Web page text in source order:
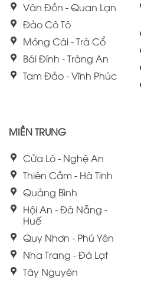
Vân Đồn - Quan Lạn
Đảo Cô Tô
Móng Cái - Trà Cổ
Bái Đính - Tràng An
Tam Đảo - Vĩnh Phúc
MIỀN TRUNG
Cửa Lò - Nghệ An
Thiên Cầm - Hà Tĩnh
Quảng Bình
Hội An - Đà Nẵng -
Huế
Quy Nhơn - Phú Yên
Nha Trang - Đà Lạt
Tây Nguyên